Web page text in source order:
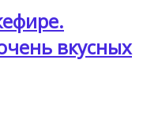
вкусных